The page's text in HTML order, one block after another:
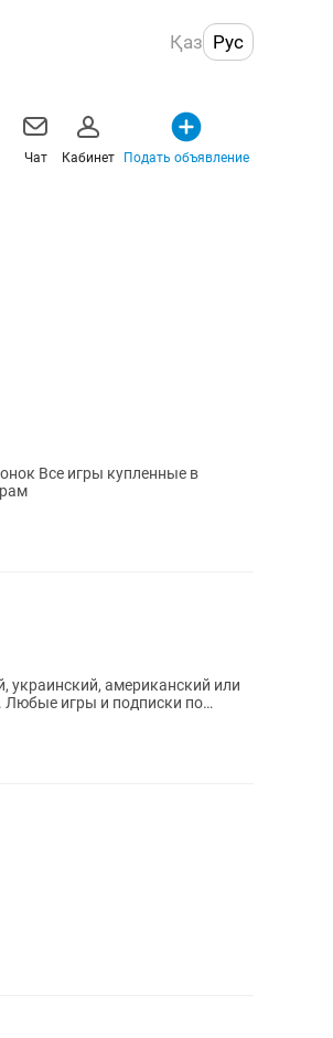
Қаз Рус
Чат Кабинет Подать объявление
в
Инстаграм
украинский, американский или